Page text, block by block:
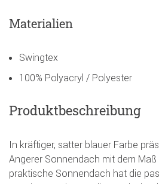
Materialien
Swingtex
100% Polyacryl / Polyester
Produktbeschreibung
In kräftiger, satter blauer Farbe
Angerer Sonnendach mit dem
praktische Sonnendach hat die